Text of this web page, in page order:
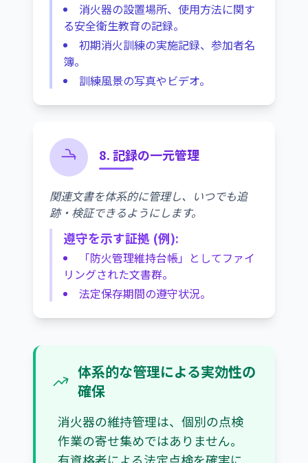
消火器の設置場所、使用方法に関す
る安全衛生教育の記録。
初期消火訓練の実施記録、参加者名
簿。
訓練風景の写真やビデオ。
8. 記録の一元管理
関連文書を体系的に管理し、いつでも追
跡・検証できるようにします。
遵守を示す証拠 (例):
「防火管理維持台帳」としてファイ
リングされた文書群。
法定保存期間の遵守状況。
体系的な管理による実効性の
確保
消火器の維持管理は、個別の点検
作業の寄せ集めではありません。